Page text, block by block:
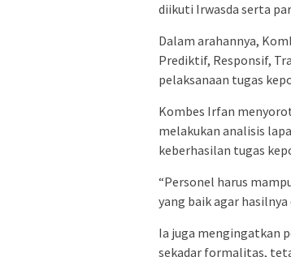
diikuti Irwasda serta
Dalam arahannya,
Prediktif, Responsif,
pelaksanaan tugas
Kombes Irfan
melakukan analisis
keberhasilan tugas
“Personel harus
yang baik agar
Ia juga mengingatkan
sekadar formalitas,